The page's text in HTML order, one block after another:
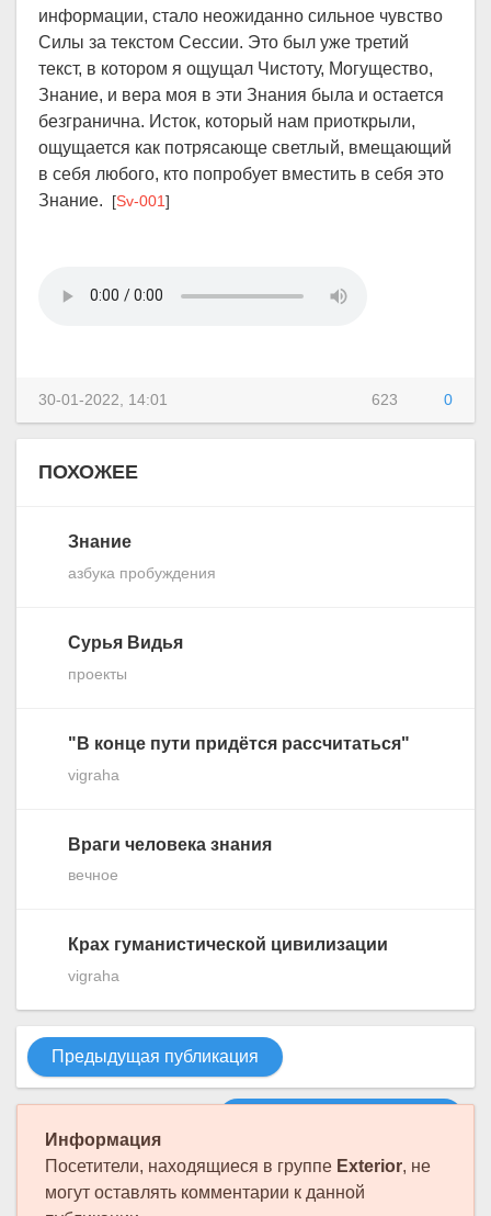
информации, стало неожиданно сильное чувство
Силы за текстом Сессии. Это был уже третий
текст, в котором я ощущал Чистоту, Могущество,
Знание, и вера моя в эти Знания была и остается
безгранична. Исток, который нам приоткрыли,
ощущается как потрясающе светлый, вмещающий
в себя любого, кто попробует вместить в себя это
Знание. [Sv-001]
623 0
30-01-2022, 14:01
ПОХОЖЕЕ
Знание
азбука пробуждения
Сурья Видья
проекты
"В конце пути придётся рассчитаться"
vigraha
Враги человека знания
вечное
Крах гуманистической цивилизации
vigraha
Предыдущая публикация
Информация
Посетители, находящиеся в группе Exterior, не
могут оставлять комментарии к данной